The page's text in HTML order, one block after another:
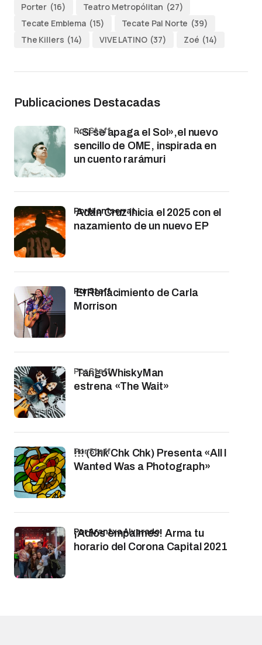
Porter (16) Teatro Metropólitan (27)
Tecate Emblema (15) Tecate Pal Norte (39)
The Killers (14) VIVE LATINO (37) Zoé (14)
Publicaciones Destacadas
«Si se apaga el Sol»,el nuevo
sencillo de OME, inspirada en
un cuento rarámuri
por Staff
Adán Cruz inicia el 2025 con el
nazamiento de un nuevo EP
por Montserrat
El Renacimiento de Carla
Morrison
por Staff
TangoWhiskyMan
estrena «The Wait»
por Staff
!!! (Chk Chk Chk) Presenta «All I
Wanted Was a Photograph»
por Staff
¡Adiós empalmes! Arma tu
horario del Corona Capital 2021
por Arantxa Alvarado